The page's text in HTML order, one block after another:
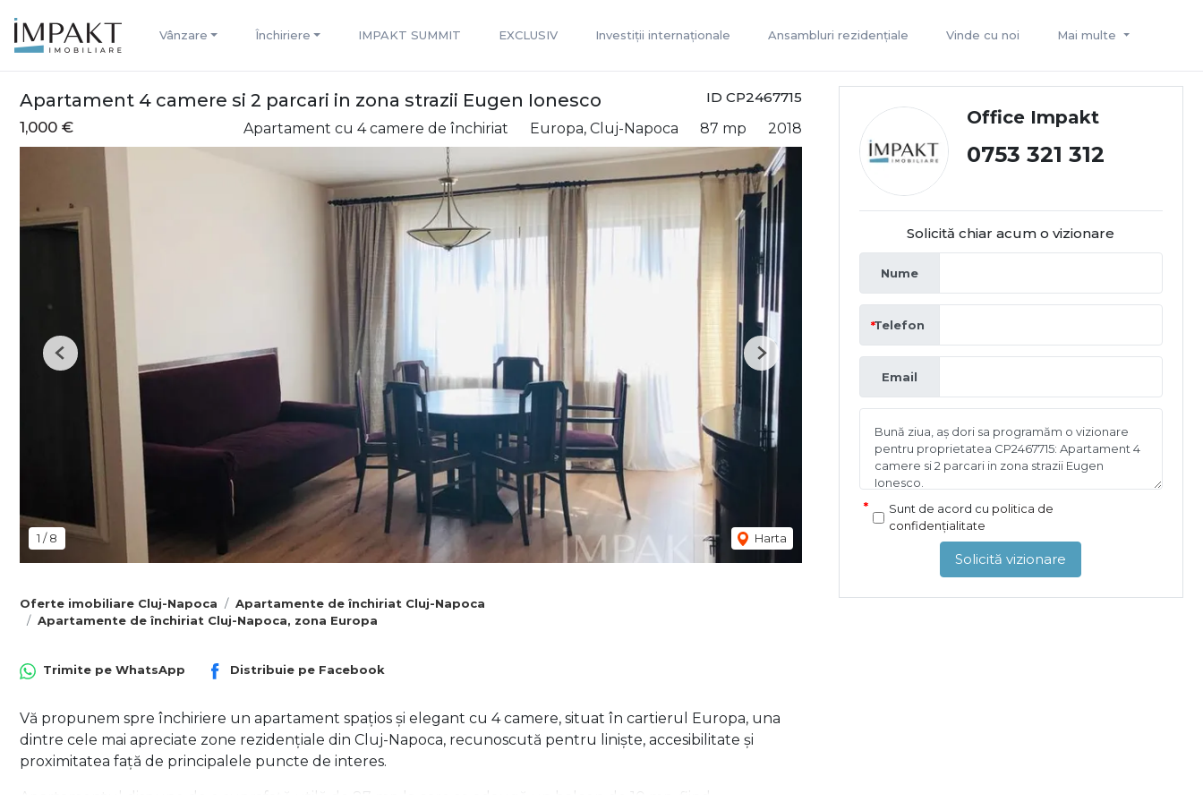
Vânzare Închiriere IMPAKT SUMMIT EXCLUSIV Investiții internaționale Ansambluri rezidențiale Vinde cu noi Mai multe
ID CP2467715
Apartament 4 camere si 2 parcari in zona strazii Eugen Ionesco
1,000 € Apartament cu 4 camere de închiriat Europa, Cluj-Napoca 87 mp 2018
1 /8 Harta
Previous Next
Oferte imobiliare Cluj-Napoca
Apartamente de închiriat Cluj-Napoca
Apartamente de închiriat Cluj-Napoca, zona Europa
Trimite pe WhatsApp Distribuie pe Facebook
Vă propunem spre închiriere un apartament spațios și elegant cu 4 camere, situat în cartierul Europa, una
dintre cele mai apreciate zone rezidențiale din Cluj-Napoca, recunoscută pentru liniște, accesibilitate și
proximitatea față de principalele puncte de interes.
Apartamentul dispune de o suprafață utilă de 87 mp la care se adaugă un balcon de 10 mp, fiind
Office Impakt
0753 321 312
Solicită chiar acum o vizionare
Nume
Telefon
Email
Sunt de acord cu politica de
confidențialitate
Solicită vizionare